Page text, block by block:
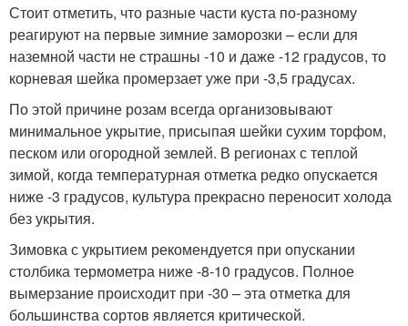
Стоит отметить, что разные части куста по-разному
реагируют на первые зимние заморозки – если для
наземной части не страшны -10 и даже -12 градусов, то
корневая шейка промерзает уже при -3,5 градусах.
По этой причине розам всегда организовывают
минимальное укрытие, присыпая шейки сухим торфом,
песком или огородной землей. В регионах с теплой
зимой, когда температурная отметка редко опускается
ниже -3 градусов, культура прекрасно переносит холода
без укрытия.
Зимовка с укрытием рекомендуется при опускании
столбика термометра ниже -8-10 градусов. Полное
вымерзание происходит при -30 – эта отметка для
большинства сортов является критической.